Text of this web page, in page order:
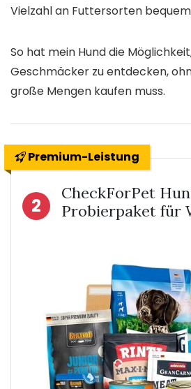
Vielzahl an Futtersorten
So hat mein Hund die
Geschmäcker zu entdecken,
große Mengen kaufen muss.
Premium-Leistung
2
CheckForPet
Probierpaket für